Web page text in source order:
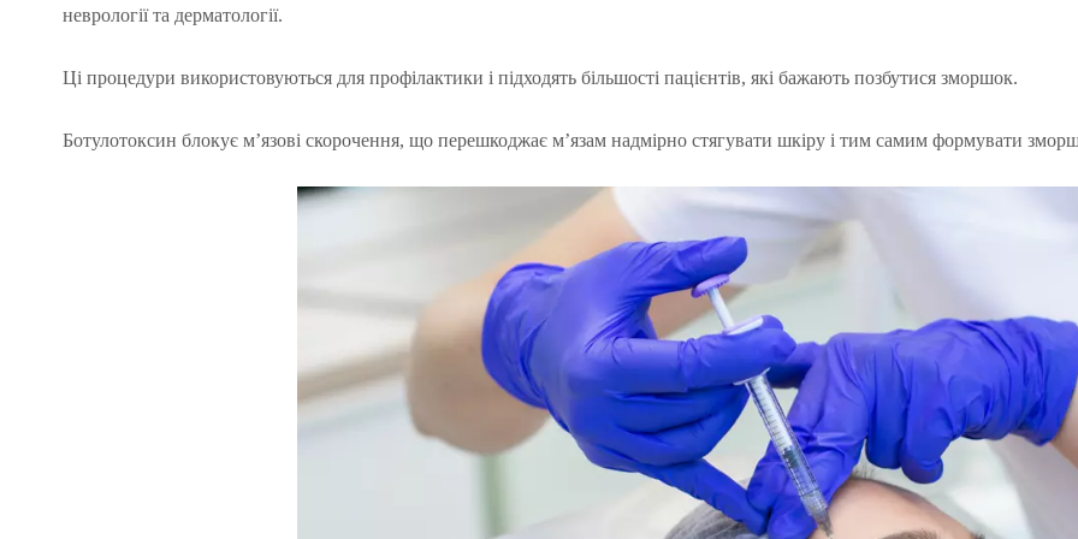
неврології та дерматології.
Ці процедури використовуються для профілактики і підходять більшості пацієнтів, які бажають позбутися зморшок.
Ботулотоксин блокує м’язові скорочення, що перешкоджає м’язам надмірно стягувати шкіру і тим самим формувати